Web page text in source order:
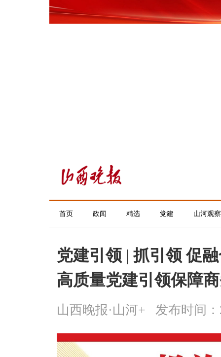
首页 政闻 精选 党建 山河观察
党建引领 | 抓引领 促
高质量党建引领保障
山西晚报·山河+ 发布时间：